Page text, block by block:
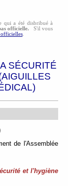
qui a été disbribué à
officielle. S'il vous
.
SÉCURITÉ
de l'Assemblée
et l'hygiène